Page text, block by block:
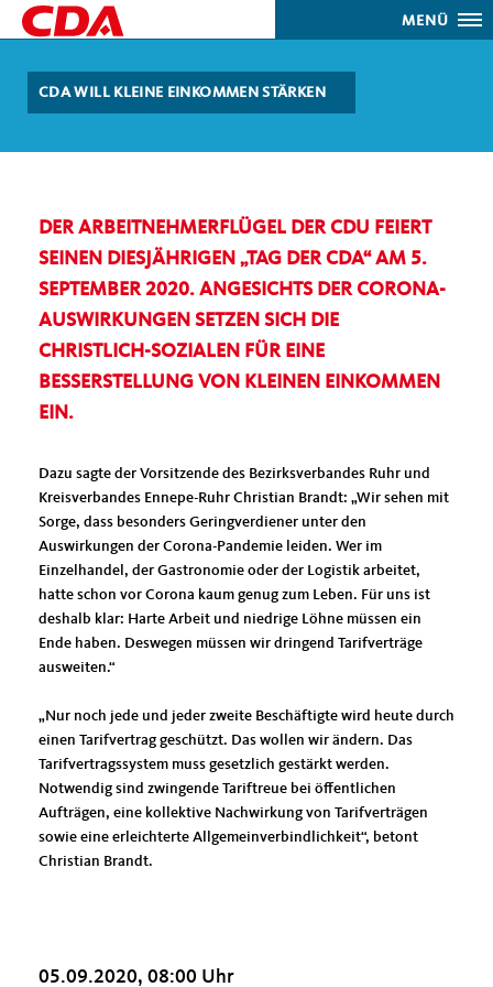
MENÜ
CDA WILL KLEINE EINKOMMEN STÄRKEN
DER ARBEITNEHMERFLÜGEL DER CDU FEIERT
SEINEN DIESJÄHRIGEN „TAG DER CDA“ AM 5.
SEPTEMBER 2020. ANGESICHTS DER CORONA-
AUSWIRKUNGEN SETZEN SICH DIE
CHRISTLICH-SOZIALEN FÜR EINE
BESSERSTELLUNG VON KLEINEN EINKOMMEN
EIN.
Dazu sagte der Vorsitzende des Bezirksverbandes Ruhr und
Kreisverbandes Ennepe-Ruhr Christian Brandt: „Wir sehen mit
Sorge, dass besonders Geringverdiener unter den
Auswirkungen der Corona-Pandemie leiden. Wer im
Einzelhandel, der Gastronomie oder der Logistik arbeitet,
hatte schon vor Corona kaum genug zum Leben. Für uns ist
deshalb klar: Harte Arbeit und niedrige Löhne müssen ein
Ende haben. Deswegen müssen wir dringend Tarifverträge
ausweiten.“
Nur noch jede und jeder zweite Beschäftigte wird heute durch
einen Tarifvertrag geschützt. Das wollen wir ändern. Das
Tarifvertragssystem muss gesetzlich gestärkt werden.
Notwendig sind zwingende Tariftreue bei öffentlichen
Aufträgen, eine kollektive Nachwirkung von Tarifverträgen
sowie eine erleichterte Allgemeinverbindlichkeit“, betont
Christian Brandt.
05.09.2020, 08:00 Uhr